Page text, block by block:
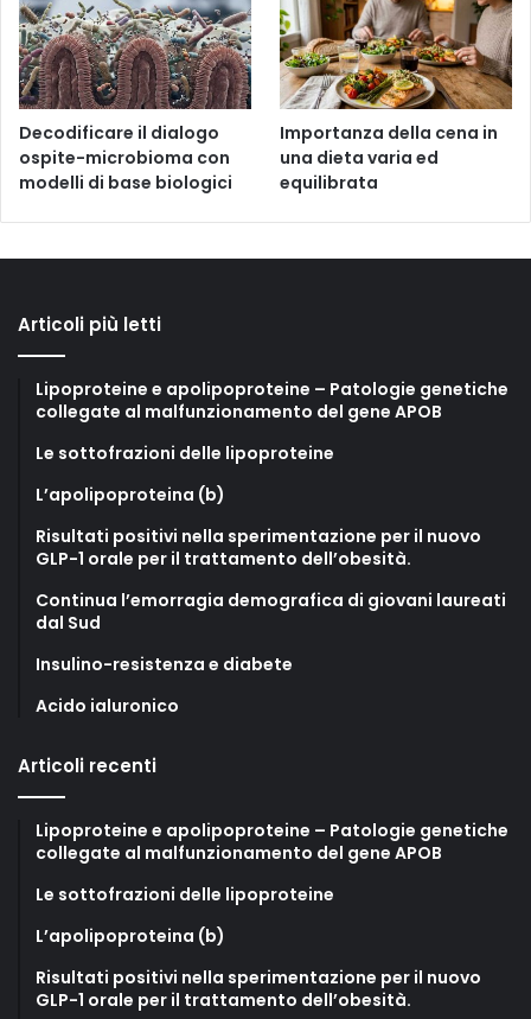
Decodificare il dialogo
ospite-microbioma con
modelli di base biologici
Importanza della cena in
una dieta varia ed
equilibrata
Articoli più letti
Lipoproteine e apolipoproteine – Patologie genetiche
collegate al malfunzionamento del gene APOB
Le sottofrazioni delle lipoproteine
L’apolipoproteina (b)
Risultati positivi nella sperimentazione per il nuovo
GLP-1 orale per il trattamento dell’obesità.
Continua l’emorragia demografica di giovani laureati
dal Sud
Insulino-resistenza e diabete
Acido ialuronico
Articoli recenti
Lipoproteine e apolipoproteine – Patologie genetiche
collegate al malfunzionamento del gene APOB
Le sottofrazioni delle lipoproteine
L’apolipoproteina (b)
Risultati positivi nella sperimentazione per il nuovo
GLP-1 orale per il trattamento dell’obesità.